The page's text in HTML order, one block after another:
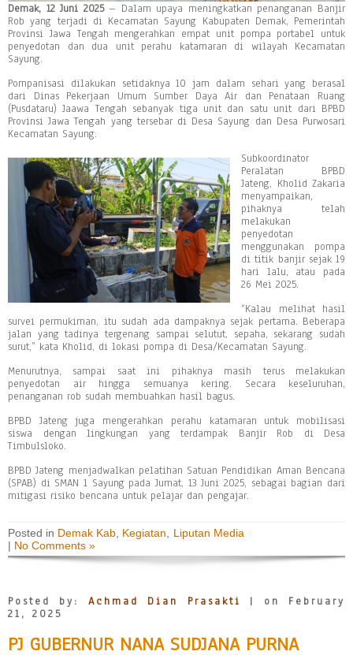
Demak, 12 Juni 2025– Dalam upaya meningkatkan penanganan Banjir
Rob yang terjadi di Kecamatan Sayung Kabupaten Demak, Pemerintah
Provinsi Jawa Tengah mengerahkan empat unit pompa portabel untuk
penyedotan dan dua unit perahu katamaran di wilayah Kecamatan
Sayung.
Pompanisasi dilakukan setidaknya 10 jam dalam sehari yang berasal
dari Dinas Pekerjaan Umum Sumber Daya Air dan Penataan Ruang
(Pusdataru) Jaawa Tengah sebanyak tiga unit dan satu unit dari BPBD
Provinsi Jawa Tengah yang tersebar di Desa Sayung dan Desa Purwosari
Kecamatan Sayung.
Subkoordinator
Peralatan BPBD
Jateng, Kholid Zakaria
menyampaikan,
pihaknya telah
melakukan
penyedotan
menggunakan pompa
di titik banjir sejak 19
hari lalu, atau pada
26 Mei 2025.
“Kalau melihat hasil
survei permukiman, itu sudah ada dampaknya sejak pertama. Beberapa
jalan yang tadinya tergenang sampai selutut, sepaha, sekarang sudah
surut,” kata Kholid, di lokasi pompa di Desa/Kecamatan Sayung.
Menurutnya, sampai saat ini pihaknya masih terus melakukan
penyedotan air hingga semuanya kering. Secara keseluruhan,
penanganan rob sudah membuahkan hasil bagus.
BPBD Jateng juga mengerahkan perahu katamaran untuk mobilisasi
siswa dengan lingkungan yang terdampak Banjir Rob di Desa
Timbulsloko.
BPBD Jateng menjadwalkan pelatihan Satuan Pendidikan Aman Bencana
(SPAB) di SMAN 1 Sayung pada Jumat, 13 Juni 2025, sebagai bagian dari
mitigasi risiko bencana untuk pelajar dan pengajar.
Posted in Demak Kab Kegiatan
Liputan Media
| No Comments »
Posted by: Achmad Dian Prasakti
| on February
21, 2025
PJ GUBERNUR NANA SUDJANA PURNA